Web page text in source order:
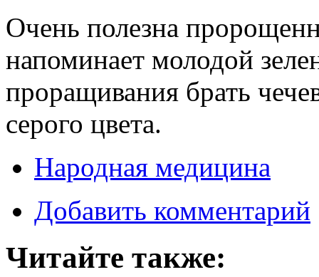
Очень полезна
напоминает молодой
проращивания брать
серого цвета.
Народная медицина
Добавить комментарий
Читайте также: